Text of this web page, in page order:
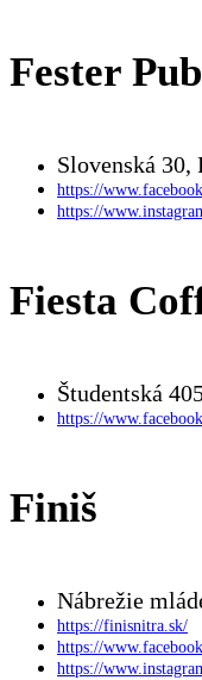
Fester Pub
Slovenská 30,
https://
https://
Fiesta
Študentská
https://
Finiš
Nábrežie
https://finisnitra.sk/
https://
https://